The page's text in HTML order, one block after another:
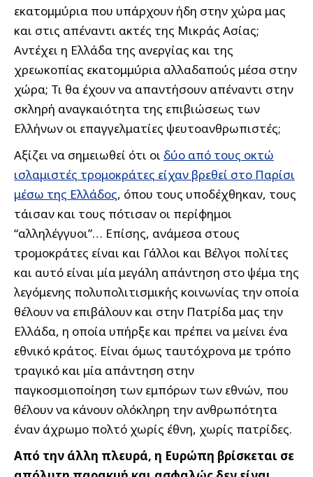
εκατομμύρια που υπάρχουν ήδη στην χώρα μας
και στις απέναντι ακτές της Μικράς Ασίας;
Αντέχει η Ελλάδα της ανεργίας και της
χρεωκοπίας εκατομμύρια αλλαδαπούς μέσα στην
χώρα; Τι θα έχουν να απαντήσουν απέναντι στην
σκληρή αναγκαιότητα της επιβιώσεως των
Ελλήνων οι επαγγελματίες ψευτοανθρωπιστές;
Αξίζει να σημειωθεί ότι οι δύο από τους οκτώ
ισλαμιστές τρομοκράτες είχαν βρεθεί στο Παρίσι
μέσω της Ελλάδος, όπου τους υποδέχθηκαν, τους
τάισαν και τους πότισαν οι περίφημοι
“αλληλέγγυοι”… Επίσης, ανάμεσα στους
τρομοκράτες είναι και Γάλλοι και Βέλγοι πολίτες
και αυτό είναι μία μεγάλη απάντηση στο ψέμα της
λεγόμενης πολυπολιτισμικής κοινωνίας την οποία
θέλουν να επιβάλουν και στην Πατρίδα μας την
Ελλάδα, η οποία υπήρξε και πρέπει να μείνει ένα
εθνικό κράτος. Είναι όμως ταυτόχρονα με τρόπο
τραγικό και μία απάντηση στην
παγκοσμιοποίηση των εμπόρων των εθνών, που
θέλουν να κάνουν ολόκληρη την ανθρωπότητα
έναν άχρωμο πολτό χωρίς έθνη, χωρίς πατρίδες.
Από την άλλη πλευρά, η Ευρώπη βρίσκεται σε